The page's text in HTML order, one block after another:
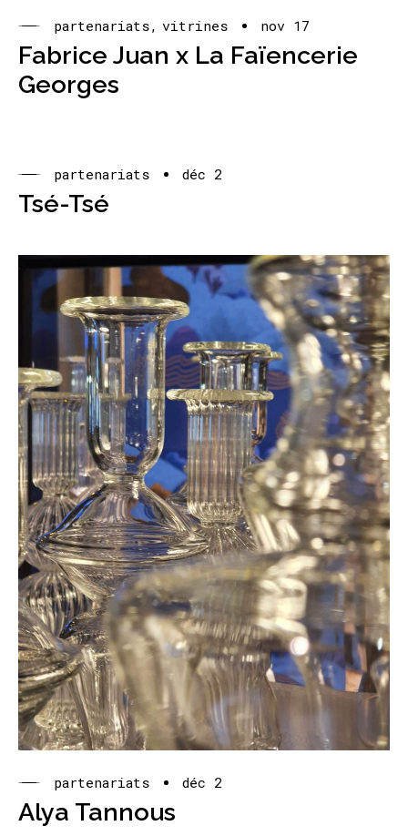
partenariats vitrines nov 17
Fabrice Juan x La Faïencerie
Georges
partenariats déc 2
Tsé-Tsé
partenariats déc 2
Alya Tannous